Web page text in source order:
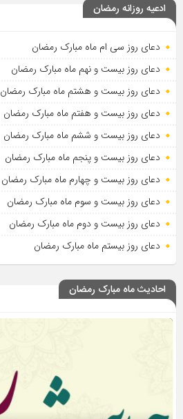
ادعیه روزانه رمضان
دعای روز سی ام ماه مبارک رمضان
دعای روز بیست و نهم ماه مبارک رمضان
دعای روز بیست و هشتم ماه مبارک رمضان
دعای روز بیست و هفتم ماه مبارک رمضان
دعای روز بیست و ششم ماه مبارک رمضان
دعای روز بیست و پنجم ماه مبارک رمضان
دعای روز بیست و چهارم ماه مبارک رمضان
دعای روز بیست و سوم ماه مبارک رمضان
دعای روز بیست و دوم ماه مبارک رمضان
دعای روز بیستم ماه مبارک رمضان
احادیث ماه مبارک رمضان